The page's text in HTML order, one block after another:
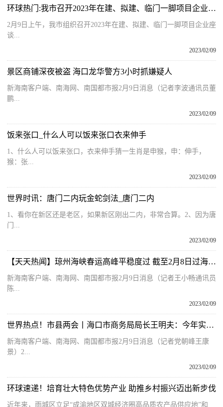
环球热门:我市召开2023年在建、拟建、临门一脚项目企业座谈会 田志强：坚定信心 政企同心 汇聚共促高质量发展的强大合力
2月9日上午，我市组织召开2023年在建、拟建、临门一脚项目企业座
谈...
2023/02/09
景区商铺深夜被盗 海口龙华警方3小时抓嫌疑人
新海南客户端、南海网、南国都市报2月9日消息（记者李波通讯员董
鹏...
2023/02/09
饭来张口_什么人可以饭来张口衣来伸手
1、什么人可以饭来张口，衣来伸手猜一生肖是申猴，申：伸手，
猴：张...
2023/02/09
世界时讯：唐门二内玩金蛇剑法_唐门二内
1、看你在新区还是老区，如果新区刚出二内，非常合算。2、因为唐
门...
2023/02/09
【天天热闻】琼州海峡春运高峰平稳度过 截至2月8日过海旅客逾353万人次
新海南客户端、南海网、南国都市报2月9日消息（记者王小畅通讯员
陈...
2023/02/09
世界热点！市县两会丨海口市商务局局长王明夫：今年实现全市每个社区“菜篮子”网点不少于6个
新海南客户端、南海网、南国都市报2月9日消息（记者党朝峰王康
景）2...
2023/02/09
环球速递！培育壮大特色优势产业 助推乡村振兴迈出新步伐
近年来，雨城区立足“成渝地区双城经济圈高品质农产品供应地”和